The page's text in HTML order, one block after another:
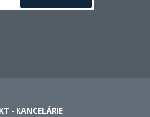
- KANCELÁRIE